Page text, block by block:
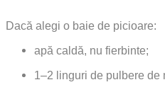
Dacă alegi o baie de picioare:
apă caldă, nu fierbinte;
1–2 linguri de pulbere de